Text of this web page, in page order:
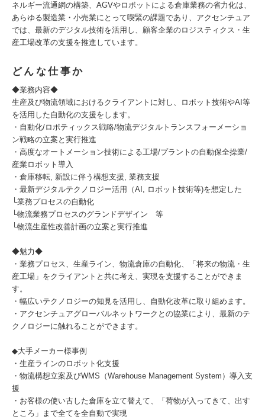
ネルギー流通網の構築、AGVやロボットによる倉庫業務の省力化は、
あらゆる製造業・小売業にとって喫緊の課題であり、アクセンチュア
では、最新のデジタル技術を活用し、顧客企業のロジスティクス・生
産工場改革の支援を推進しています。
どんな仕事か
◆業務内容◆
生産及び物流領域におけるクライアントに対し、ロボット技術やAI等
を活用した自動化の支援をします。
・自動化/ロボティックス戦略/物流デジタルトランスフォーメーショ
ン戦略の立案と実行推進
・高度なオートメーション技術による工場/プラントの自動保全操業/
産業ロボット導入
・倉庫移転, 新設に伴う構想支援, 業務支援
・最新デジタルテクノロジー活用（AI, ロボット技術等)を想定した
└業務プロセスの自動化
└物流業務プロセスのグランドデザイン 等
└物流生産性改善計画の立案と実行推進
◆魅力◆
・業務プロセス、生産ライン、物流倉庫の自動化、「将来の物流・生
産工場」をクライアントと共に考え、実現を支援することができま
す。
・幅広いテクノロジーの知見を活用し、自動化改革に取り組めます。
・アクセンチュアグローバルネットワークとの協業により、最新のテ
クノロジーに触れることができます。
◆大手メーカー様事例
・生産ラインのロボット化支援
・物流構想立案及びWMS（Warehouse Management System）導入支
援
・お客様の使い古した倉庫を立て替えて、「荷物が入ってきて、出す
ところ」まで全てを全自動で実現